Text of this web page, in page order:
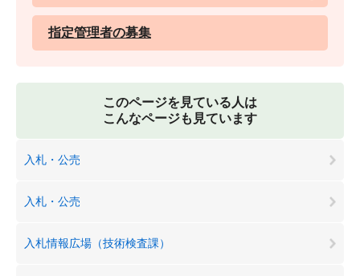
指定管理者の募集
このページを見ている人は
こんなページも見ています
入札・公売
入札・公売
入札情報広場（技術検査課）